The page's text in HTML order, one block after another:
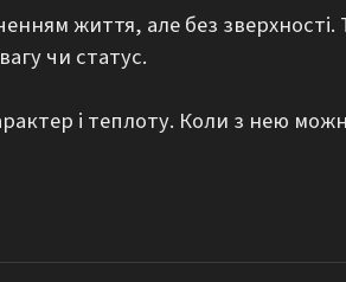
життя, але без зверхності.
чи статус.
і теплоту. Коли з нею